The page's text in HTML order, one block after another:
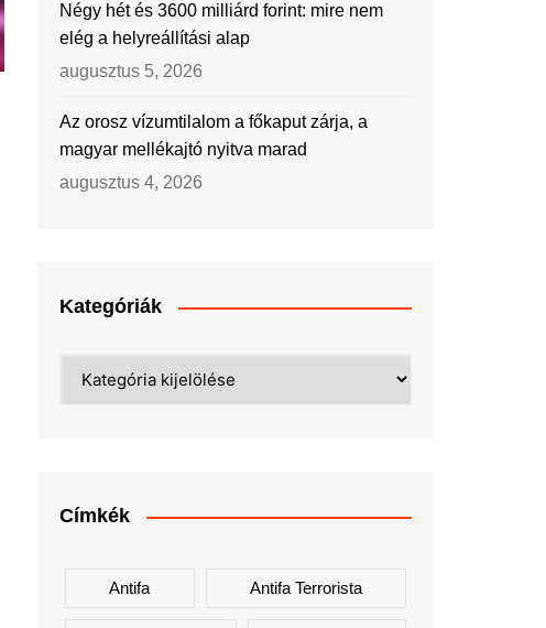
Négy hét és 3600 milliárd forint: mire nem
elég a helyreállítási alap
augusztus 5, 2026
Az orosz vízumtilalom a főkaput zárja, a
magyar mellékajtó nyitva marad
augusztus 4, 2026
Kategóriák
Címkék
Antifa Antifa Terrorista